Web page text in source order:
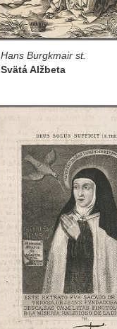
Hans Burgkmair st.
Svätá Alžbeta